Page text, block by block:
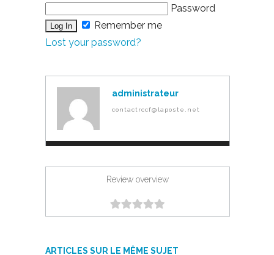
Password
Remember me
Lost your password?
administrateur
contactrccf@laposte.net
Review overview
ARTICLES SUR LE MÊME SUJET